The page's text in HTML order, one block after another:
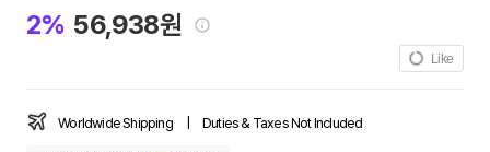
2% 56,938원
Like
Worldwide Shipping Duties & Taxes Not Included